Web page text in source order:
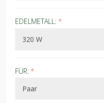
EDELMETALL: *
FÜR: *